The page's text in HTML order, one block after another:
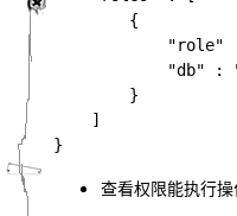
        {
"role"
"db" :
        }
    ]
查看权限能执行